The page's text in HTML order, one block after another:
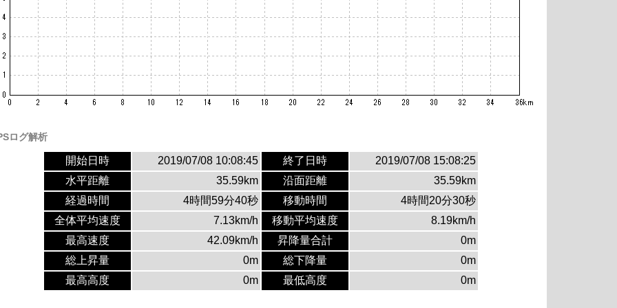
ログ解析
開始日時 2019/07/08 10:08:45 終了日時
2019/07/08 15:08:25
水平距離
35.59km 沿面距離
35.59km
経過時間
4時間59分40秒 移動時間
4時間20分30秒
全体平均速度
7.13km/h 移動平均速度
8.19km/h
最高速度
42.09km/h 昇降量合計
0m
総上昇量
0m 総下降量
0m
最高高度
0m 最低高度 0m